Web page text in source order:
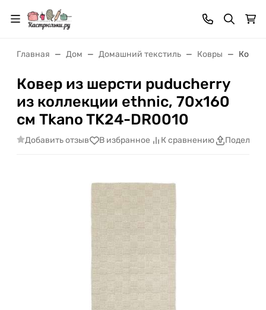
Главная Дом Домашний текстиль Ковры Ковер
Ковер из шерсти puducherry
из коллекции ethnic, 70х160
см Tkano TK24-DR0010
Добавить отзыв В избранное К сравнению